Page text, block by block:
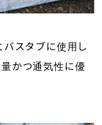
スタブに使用し
かつ通気性に優